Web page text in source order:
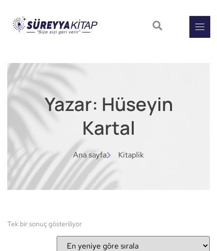
Yazar: Hüseyin
Kartal
Ana sayfa Kitaplik
Tek bir sonuç gösteriliyor